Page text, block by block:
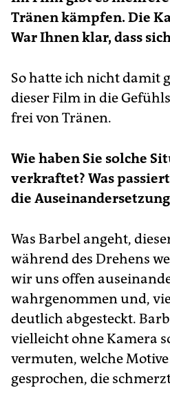
Tränen kämpfen. Die
War Ihnen klar, dass
So hatte ich nicht damit
dieser Film in die
frei von Tränen.
Wie haben Sie solche
verkraftet? Was
die
Was Barbel angeht,
während des Drehens
wir uns offen
wahrgenommen und,
deutlich abgesteckt.
vielleicht ohne Kamera
vermuten, welche
gesprochen, die